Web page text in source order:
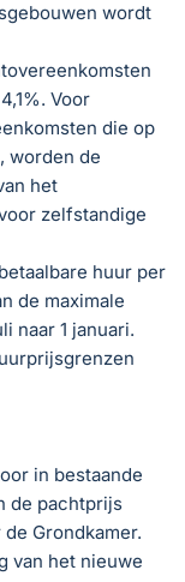
wordt
Voor
die op
worden de
het
zelfstandige
huur per
de maximale
naar 1 januari.
in bestaande
de pachtprijs
Grondkamer.
van het nieuwe